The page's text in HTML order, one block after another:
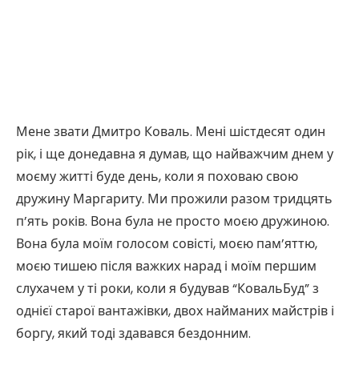
Мене звати Дмитро Коваль. Мені шістдесят один
рік, і ще донедавна я думав, що найважчим днем у
моєму житті буде день, коли я поховаю свою
дружину Маргариту. Ми прожили разом тридцять
п’ять років. Вона була не просто моєю дружиною.
Вона була моїм голосом совісті, моєю пам’яттю,
моєю тишею після важких нарад і моїм першим
слухачем у ті роки, коли я будував “КовальБуд” з
однієї старої вантажівки, двох найманих майстрів і
боргу, який тоді здавався бездонним.